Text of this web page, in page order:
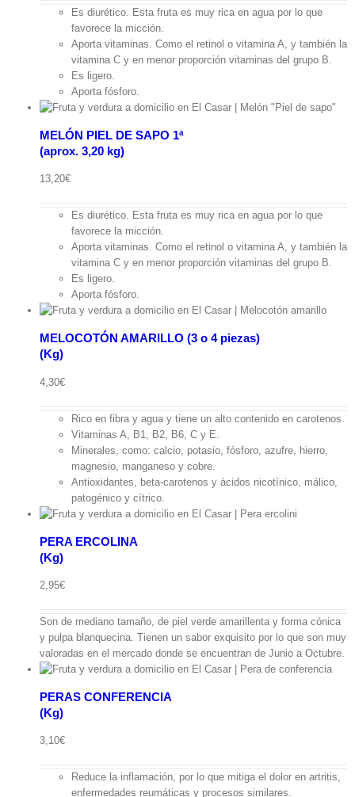
Es diurético. Esta fruta es muy rica en agua por lo que
favorece la micción.
Aporta vitaminas. Como el retinol o vitamina A, y también la
vitamina C y en menor proporción vitaminas del grupo B.
Es ligero.
Aporta fósforo.
MELÓN PIEL DE SAPO 1ª
(aprox. 3,20 kg)
13,20€
Es diurético. Esta fruta es muy rica en agua por lo que
favorece la micción.
Aporta vitaminas. Como el retinol o vitamina A, y también la
vitamina C y en menor proporción vitaminas del grupo B.
Es ligero.
Aporta fósforo.
MELOCOTÓN AMARILLO (3 o 4 piezas)
(Kg)
4,30€
Rico en fibra y agua y tiene un alto contenido en carotenos.
Vitaminas A, B1, B2, B6, C y E.
Minerales, como: calcio, potasio, fósforo, azufre, hierro,
magnesio, manganeso y cobre.
Antioxidantes, beta-carotenos y ácidos nicotínico, málico,
patogénico y cítrico.
PERA ERCOLINA
(Kg)
2,95€
Son de mediano tamaño, de piel verde amarillenta y forma cónica
y pulpa blanquecina. Tienen un sabor exquisito por lo que son muy
valoradas en el mercado donde se encuentran de Junio a Octubre.
PERAS CONFERENCIA
(Kg)
3,10€
Reduce la inflamación, por lo que mitiga el dolor en artritis,
enfermedades reumáticas y procesos similares.